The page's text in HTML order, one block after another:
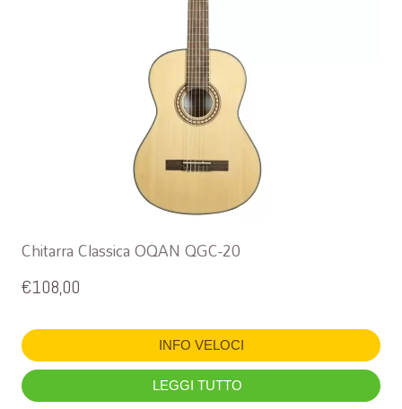
Chitarra Classica OQAN QGC-20
€108,00
INFO VELOCI
LEGGI TUTTO